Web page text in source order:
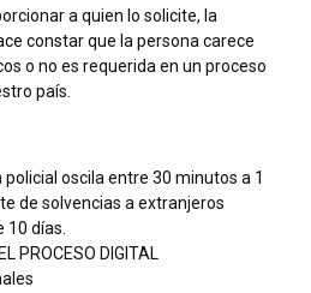
a quien lo solicite, la
constar que la persona carece
o no es requerida en un proceso
país.
oscila entre 30 minutos a 1
de solvencias a extranjeros
10 días.
PROCESO DIGITAL